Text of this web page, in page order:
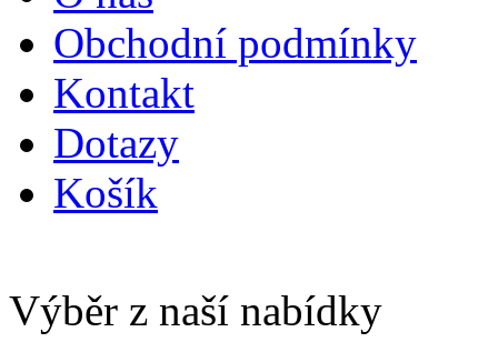
Obchodní podmínky
Kontakt
Dotazy
Košík
Výběr z naší nabídky